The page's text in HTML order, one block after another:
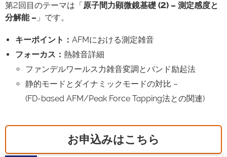
第2回目のテーマは「原子間力顕微鏡基礎 (2) – 測定感度と
分解能 – 」です。
キーポイント： AFMにおける測定雑音
フォーカス： 熱雑音詳細
ファンデルワールス力雑音変調とバンド励起法
静的モードとダイナミックモードの対比 –
(FD-based AFM/Peak Force Tapping法との関連)
お申込みはこちら